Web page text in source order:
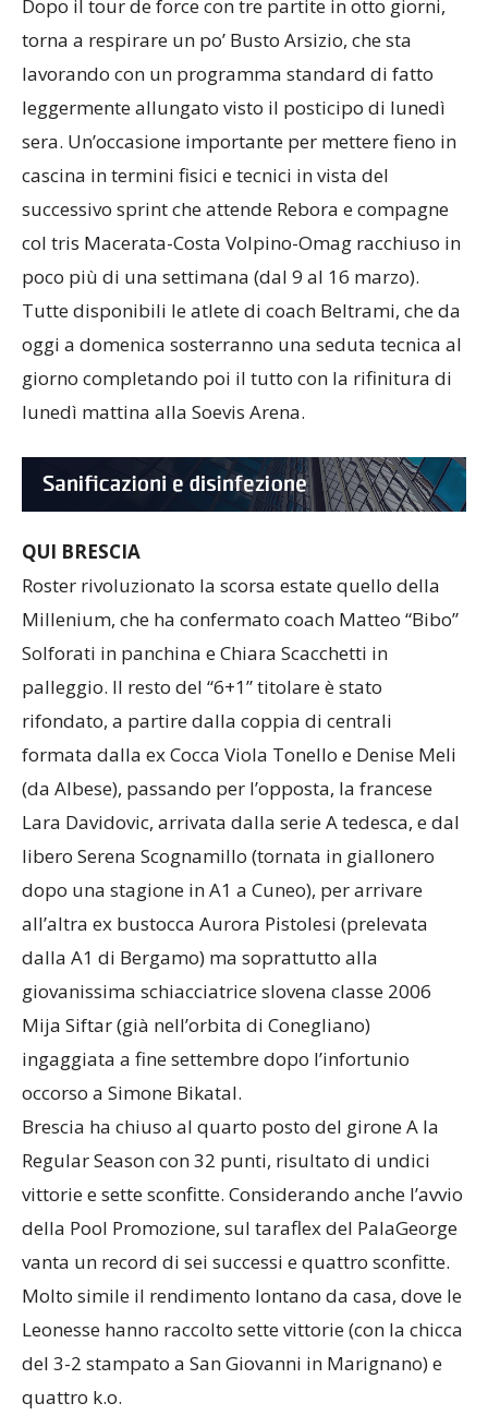
torna a respirare un po’ Busto Arsizio, che sta
lavorando con un programma standard di fatto
leggermente allungato visto il posticipo di lunedì
sera. Un’occasione importante per mettere fieno in
cascina in termini fisici e tecnici in vista del
successivo sprint che attende Rebora e compagne
col tris Macerata-Costa Volpino-Omag racchiuso in
poco più di una settimana (dal 9 al 16 marzo).
Tutte disponibili le atlete di coach Beltrami, che da
oggi a domenica sosterranno una seduta tecnica al
giorno completando poi il tutto con la rifinitura di
lunedì mattina alla Soevis Arena.
Roster rivoluzionato la scorsa estate quello della
Millenium, che ha confermato coach Matteo “Bibo”
Solforati in panchina e Chiara Scacchetti in
palleggio. Il resto del “6+1” titolare è stato
rifondato, a partire dalla coppia di centrali
formata dalla ex Cocca Viola Tonello e Denise Meli
(da Albese), passando per l’opposta, la francese
Lara Davidovic, arrivata dalla serie A tedesca, e dal
libero Serena Scognamillo (tornata in giallonero
dopo una stagione in A1 a Cuneo), per arrivare
all’altra ex bustocca Aurora Pistolesi (prelevata
dalla A1 di Bergamo) ma soprattutto alla
giovanissima schiacciatrice slovena classe 2006
Mija Siftar (già nell’orbita di Conegliano)
ingaggiata a fine settembre dopo l’infortunio
occorso a Simone Bikatal.
Brescia ha chiuso al quarto posto del girone A la
Regular Season con 32 punti, risultato di undici
vittorie e sette sconfitte. Considerando anche l’avvio
della Pool Promozione, sul taraflex del PalaGeorge
vanta un record di sei successi e quattro sconfitte.
Molto simile il rendimento lontano da casa, dove le
Leonesse hanno raccolto sette vittorie (con la chicca
del 3-2 stampato a San Giovanni in Marignano) e
quattro k.o.